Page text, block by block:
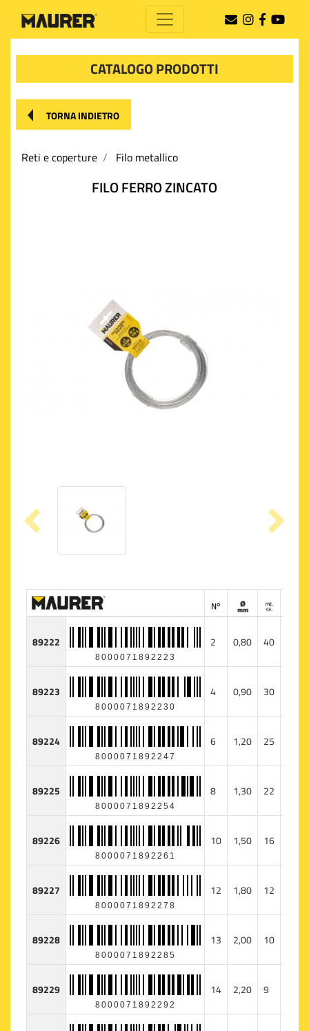
CATALOGO PRODOTTI
TORNA INDIETRO
Reti e coperture Filo metallico
FILO FERRO ZINCATO
89222
8000071892223
2 0,80 40
89223
8000071892230
4 0,90 30
89224
8000071892247
6 1,20 25
89225
8000071892254
8 1,30 22
89226
8000071892261
10 1,50 16
89227
8000071892278
12 1,80 12
89228
8000071892285
13 2,00 10
89229
8000071892292
14 2,20 9